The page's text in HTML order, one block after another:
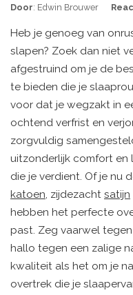
Door: Edwin Brouwer
Heb je genoeg van
slapen? Zoek dan niet
afgestruind om je de
te bieden die je
voor dat je wegzakt in
ochtend verfrist en
zorgvuldig
uitzonderlijk comfort en
die je verdient. Of je nu
katoen, zijdezacht satijn
hebben het perfecte
past. Zeg vaarwel
hallo tegen een zalige
kwaliteit als het om je
overtrek die je